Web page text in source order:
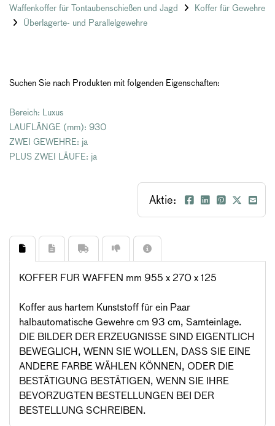
Waffenkoffer für Tontaubenschießen und Jagd
Koffer für Gewehre
Überlagerte- und Parallelgewehre
Suchen Sie nach Produkten mit folgenden Eigenschaften:
Bereich: Luxus
LAUFLÄNGE (mm): 930
ZWEI GEWEHRE: ja
PLUS ZWEI LÄUFE: ja
Aktie:
KOFFER FUR WAFFEN mm 955 x 270 x 125
Koffer aus hartem Kunststoff für ein Paar
halbautomatische Gewehre cm 93 cm, Samteinlage.
DIE BILDER DER ERZEUGNISSE SIND EIGENTLICH
BEWEGLICH, WENN SIE WOLLEN, DASS SIE EINE
ANDERE FARBE WÄHLEN KÖNNEN, ODER DIE
BESTÄTIGUNG BESTÄTIGEN, WENN SIE IHRE
BEVORZUGTEN BESTELLUNGEN BEI DER
BESTELLUNG SCHREIBEN.